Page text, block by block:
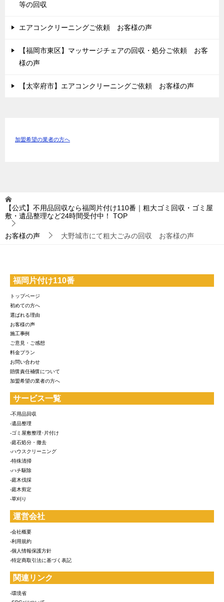
等の回収
エアコンクリーニングご依頼 お客様の声
【福岡市東区】マッサージチェアの回収・処分ご依頼 お客
様の声
【太宰府市】エアコンクリーニングご依頼 お客様の声
加盟希望の業者の方へ
【公式】不用品回収なら福岡片付け110番｜粗大ゴミ回収・ゴミ屋
敷・遺品整理など24時間受付中！
TOP
お客様の声 大野城市にて粗大ごみの回収 お客様の声
福岡片付け110番
トップページ
初めての方へ
選ばれる理由
お客様の声
施工事例
ご意見・ご感想
料金プラン
お問い合わせ
賠償責任補償について
加盟希望の業者の方へ
サービス一覧
-不用品回収
-遺品整理
-ゴミ屋敷整理･片付け
-庭石処分・撤去
-ハウスクリーニング
-特殊清掃
-ハチ駆除
-庭木伐採
-庭木剪定
-草刈り
運営会社
-会社概要
-利用規約
-個人情報保護方針
-特定商取引法に基づく表記
関連リンク
-環境省